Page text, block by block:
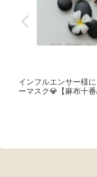
インフルエンサー様
ーマスク💎【麻布十番